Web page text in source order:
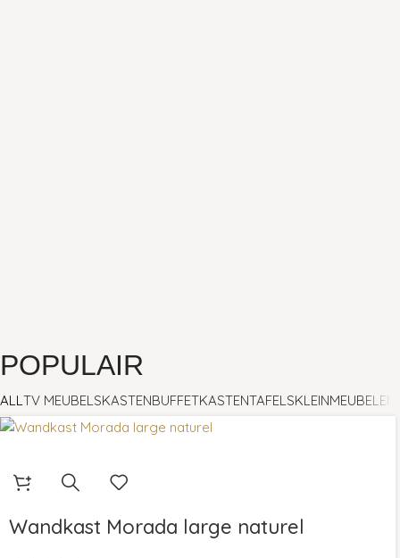
POPULAIR
ALL TV MEUBELSKASTENBUFFETKASTENTAFELSKLEINMEUBELEN
Wandkast Morada large naturel